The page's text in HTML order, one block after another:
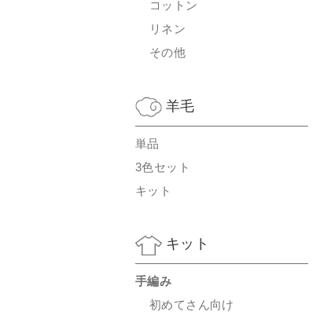
コットン
リネン
その他
羊毛
単品
3色セット
キット
キット
手編み
初めてさん向け